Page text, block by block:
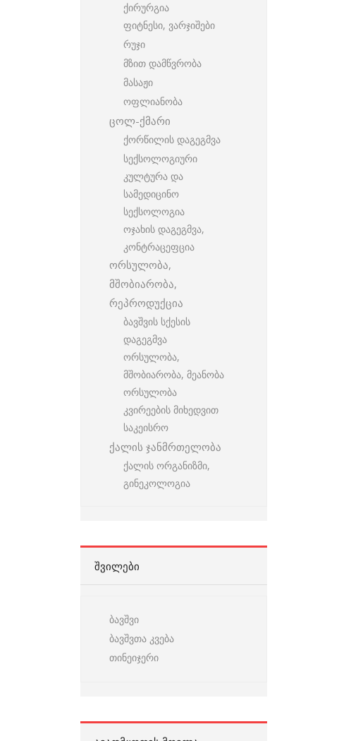
ქირურგია
ფიტნესი, ვარჯიშები
რუჯი
მზით დამწვრობა
მასაჟი
ოფლიანობა
ცოლ-ქმარი
ქორწილის დაგეგმვა
სექსოლოგიური
კულტურა და
სამედიცინო
სექსოლოგია
ოჯახის დაგეგმვა,
კონტრაცეფცია
ორსულობა,
მშობიარობა,
რეპროდუქცია
ბავშვის სქესის
დაგეგმვა
ორსულობა,
მშობიარობა, მეანობა
ორსულობა
კვირეების მიხედვით
საკეისრო
ქალის ჯანმრთელობა
ქალის ორგანიზმი,
გინეკოლოგია
ᲨᲕᲘᲚᲔᲑᲘ
ბავშვი
ბავშვთა კვება
თინეიჯერი